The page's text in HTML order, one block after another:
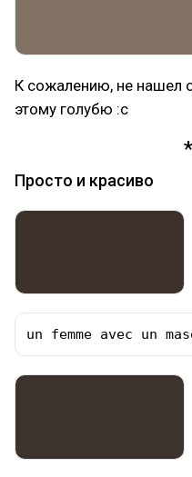
К сожалению, не нашел
этому голубю :с
Просто и красиво
un femme avec un